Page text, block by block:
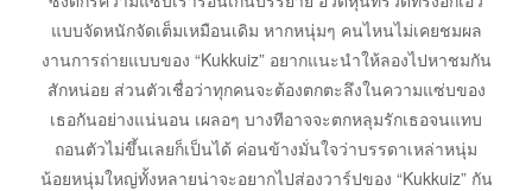
แบบจัดหนักจัดเต็มเหมือนเดิม หากหนุ่มๆ คนไหนไม่เคยชมผล
งานการถ่ายแบบของ “Kukkuiz” อยากแนะนำให้ลองไปหาชมกัน
สักหน่อย ส่วนตัวเชื่อว่าทุกคนจะต้องตกตะลึงในความแซ่บของ
เธอกันอย่างแน่นอน เผลอๆ บางทีอาจจะตกหลุมรักเธอจนแทบ
ถอนตัวไม่ขึ้นเลยก็เป็นได้ ค่อนข้างมั่นใจว่าบรรดาเหล่าหนุ่ม
น้อยหนุ่มใหญ่ทั้งหลายน่าจะอยากไปส่องวาร์ปของ “Kukkuiz” กัน